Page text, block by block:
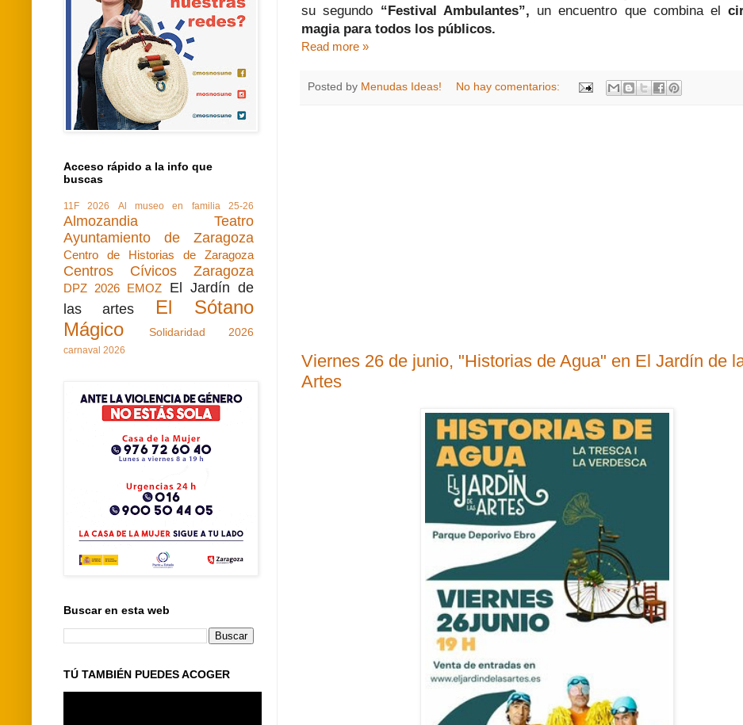
su segundo “Festival Ambulantes”, un encuentro que combina el
magia para todos los públicos.
Read more »
Posted by Menudas Ideas! No hay comentarios:
Viernes 26 de junio, "Historias de Agua" en El Jardín de
Artes
Acceso rápido a la info que
buscas
11F 2026 Al museo en familia 25-26
Almozandia Teatro
Ayuntamiento de Zaragoza
Centro de Historias de Zaragoza
Centros Cívicos Zaragoza
DPZ 2026 EMOZ
El Jardín de
las artes
El Sótano
Mágico
Solidaridad 2026
carnaval 2026
Buscar en esta web
TÚ TAMBIÉN PUEDES ACOGER